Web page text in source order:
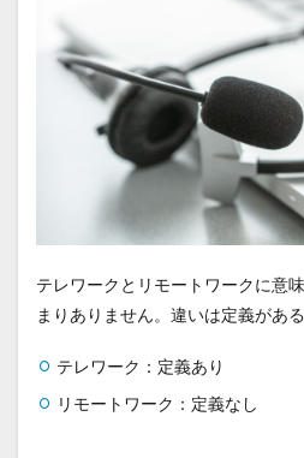
テレワークとリモートワークに意
まりありません。違いは定義があ
テレワーク：定義あり
リモートワーク：定義なし